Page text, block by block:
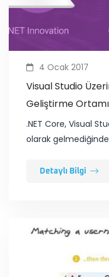
4 Ocak 2017
Visual Studio
Geliştirme
.NET Core, Visual
olarak
Detaylı Bilgi